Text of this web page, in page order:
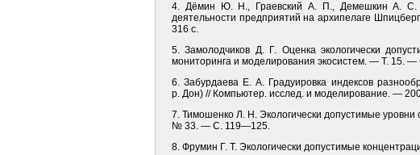
4. Дёмин Ю. Н., Граевский А. П., Демешкин А. С. и
деятельности предприятий на архипелаге
316 с.
5. Замолодчиков Д. Г. Оценка экологически
мониторинга и моделирования экосистем. — Т. 15.
6. Забурдаева Е. А. Градуировка индексов
р. Дон) // Компьютер. исслед. и моделирование. —
7. Тимошенко Л. Н. Экологически допустимые
№ 33. — С. 119—125.
8. Фрумин Г. Т. Экологически допустимые